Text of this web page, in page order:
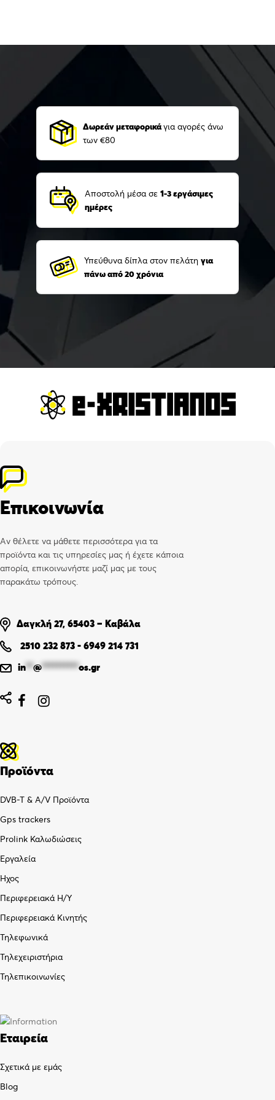
Δωρεάν μεταφορικάγια αγορές άνω
των €80
Αποστολή μέσα σε 1-3 εργάσιμες
ημέρες
Υπεύθυνα δίπλα στον πελάτη για
πάνω από 20 χρόνια
Επικοινωνία
Αν θέλετε να μάθετε περισσότερα για τα
προϊόντα και τις υπηρεσίες μας ή έχετε κάποια
απορία, επικοινωνήστε μαζί μας με τους
παρακάτω τρόπους.
Δαγκλή 27, 65403 – Καβάλα
2510 232 873 - 6949 214 731
in**@**********os.gr
 
Προϊόντα
DVB-T & A/V Προϊόντα
Gps trackers
Prolink Καλωδιώσεις
Εργαλεία
Ήχος
Περιφερειακά Η/Υ
Περιφερειακά Κινητής
Τηλεφωνικά
Τηλεχειριστήρια
Τηλεπικοινωνίες
Εταιρεία
Σχετικά με εμάς
Blog